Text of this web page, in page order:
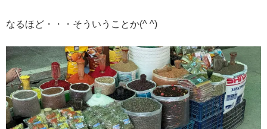
なるほど・・・そういうことか(^ ^)